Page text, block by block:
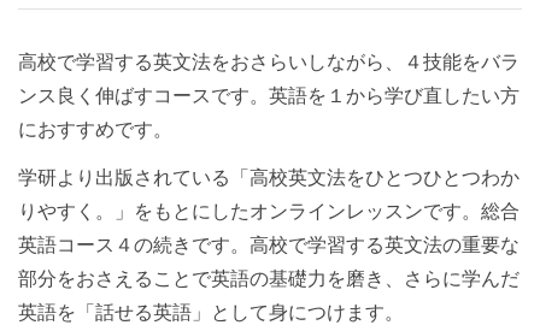
高校で学習する英文法をおさらいしながら、４技能をバラ
ンス良く伸ばすコースです。英語を１から学び直したい方
におすすめです。
学研より出版されている「高校英文法をひとつひとつわか
りやすく。」をもとにしたオンラインレッスンです。総合
英語コース４の続きです。高校で学習する英文法の重要な
部分をおさえることで英語の基礎力を磨き、さらに学んだ
英語を「話せる英語」として身につけます。